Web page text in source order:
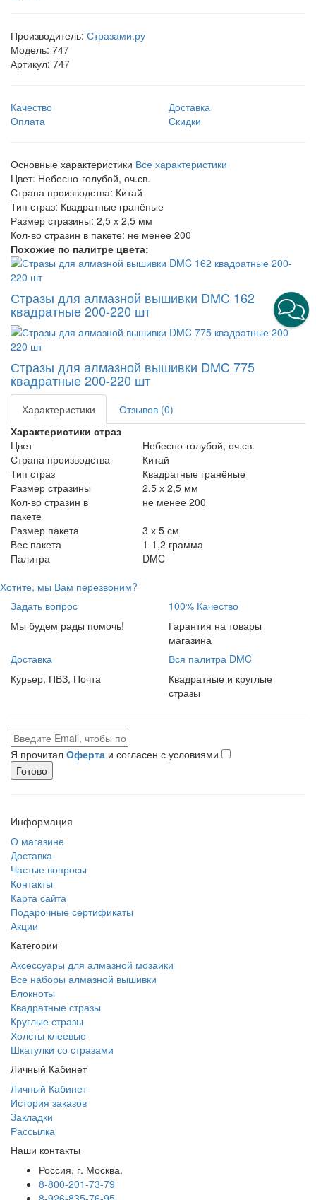
Производитель: Стразами.ру
Модель: 747
Артикул: 747
Качество
Доставка
Оплата
Скидки
Основные характеристики Все характеристики
Цвет: Небесно-голубой, оч.св.
Страна производства: Китай
Тип страз: Квадратные гранёные
Размер стразины: 2,5 х 2,5 мм
Кол-во стразин в пакете: не менее 200
Похожие по палитре цвета:
Стразы для алмазной вышивки DMC 162
квадратные 200-220 шт
Стразы для алмазной вышивки DMC 775
квадратные 200-220 шт
Характеристики
Отзывов (0)
Характеристики страз
Цвет
Небесно-голубой, оч.св.
Страна производства
Китай
Тип страз
Квадратные гранёные
Размер стразины
2,5 х 2,5 мм
Кол-во стразин в
пакете
не менее 200
Размер пакета
3 х 5 см
Вес пакета
1-1,2 грамма
Палитра
DMC
Хотите, мы Вам перезвоним?
Задать вопрос
Мы будем рады помочь!
100% Качество
Гарантия на товары
магазина
Доставка
Курьер, ПВЗ, Почта
Вся палитра DMC
Квадратные и круглые
стразы
Я прочитал Оферта и согласен с условиями
Готово
Информация
О магазине
Доставка
Частые вопросы
Контакты
Карта сайта
Подарочные сертификаты
Акции
Категории
Аксессуары для алмазной мозаики
Все наборы алмазной вышивки
Блокноты
Квадратные стразы
Круглые стразы
Холсты клеевые
Шкатулки со стразами
Личный Кабинет
Личный Кабинет
История заказов
Закладки
Рассылка
Наши контакты
Россия, г. Москва.
8-800-201-73-79